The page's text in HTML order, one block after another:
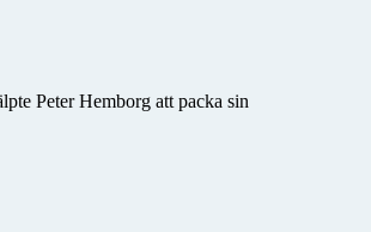
Peter Hemborg att packa sin